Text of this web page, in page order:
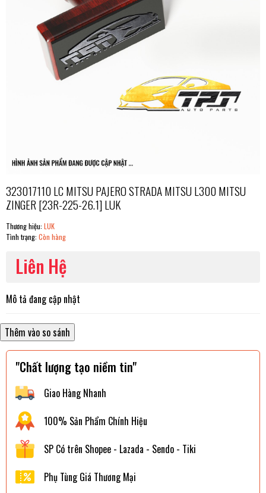
323017110 LC MITSU PAJERO STRADA MITSU L300 MITSU
ZINGER [23R-225-26.1] LUK
Thương hiệu: LUK
Tình trạng: Còn hàng
Liên Hệ
Mô tả đang cập nhật
"Chất lượng tạo niềm tin"
Giao Hàng Nhanh
100% Sản Phẩm Chính Hiệu
SP Có trên Shopee - Lazada - Sendo - Tiki
Phụ Tùng Giá Thương Mại